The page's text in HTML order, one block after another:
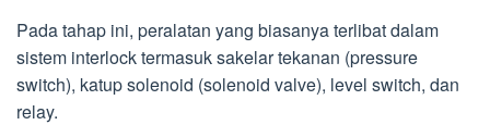
Pada tahap ini, peralatan yang biasanya terlibat dalam
sistem interlock termasuk sakelar tekanan (pressure
switch), katup solenoid (solenoid valve), level switch, dan
relay.